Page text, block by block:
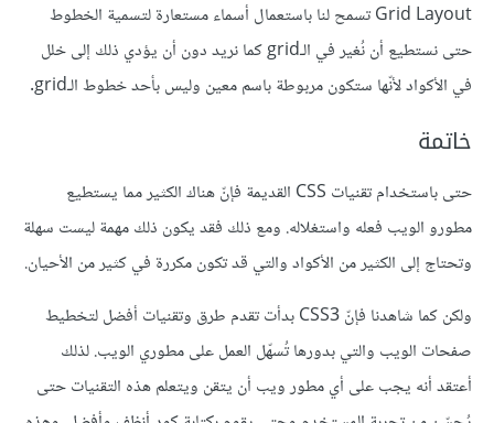
Grid Layout تسمح لنا باستعمال أسماء مستعارة لتسمية الخطوط
حتى نستطيع أن نُغير في الـgrid كما نريد دون أن يؤدي ذلك إلى خلل
في الأكواد لأنّها ستكون مربوطة باسم معين وليس بأحد خطوط الـgrid.
خاتمة
حتى باستخدام تقنيات CSS القديمة فإنّ هناك الكثير مما يستطيع
مطورو الويب فعله واستغلاله. ومع ذلك فقد يكون ذلك مهمة ليست سهلة
وتحتاج إلى الكثير من الأكواد والتي قد تكون مكررة في كثير من الأحيان.
ولكن كما شاهدنا فإنّ CSS3 بدأت تقدم طرق وتقنيات أفضل لتخطيط
صفحات الويب والتي بدورها تُسهّل العمل على مطوري الويب. لذلك
أعتقد أنه يجب على أي مطور ويب أن يتقن ويتعلم هذه التقنيات حتى